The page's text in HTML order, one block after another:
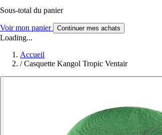
Sous-total du panier
Voir mon panier Continuer mes achats
Loading...
Accueil
/ Casquette Kangol Tropic Ventair